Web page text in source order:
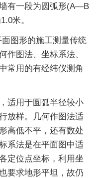
有一段为圆弧形(A—B
米。
图形的施工测量传统
作图法、坐标系法、
常用的有经纬仪测角
用于圆弧半径较小
放样。几何作图法适
高低不平，还有数处
系法是在平面图中适
定位点坐标，利用坐
要求地形平坦，故仍